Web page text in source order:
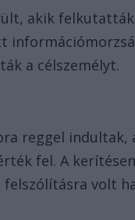
akik
a célszemélyt.
reggel indultak,
fel. A
volt